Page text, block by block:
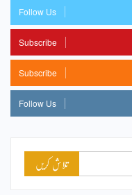
Follow Us
Subscribe
Subscribe
Follow Us